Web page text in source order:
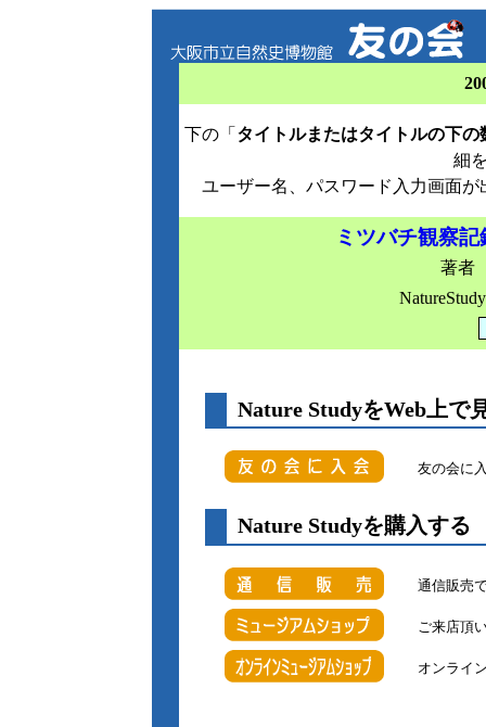
下の「 タイトルまたはタイトルの下の
細
ユーザー名、パスワード入力画面
ミツバチ観察
著者
Nature StudyをWeb上で
友の会に
Nature
通信販売
ご来店頂
オンライ